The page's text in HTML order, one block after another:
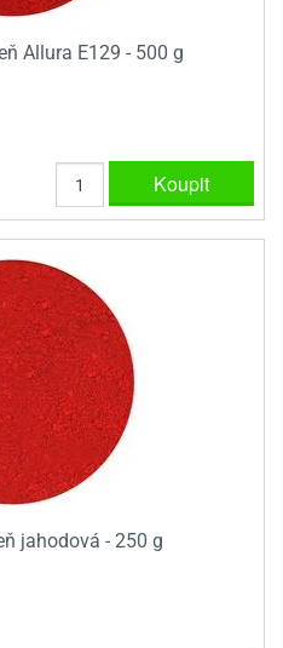
Allura E129 - 500 g
Koupit
jahodová - 250 g